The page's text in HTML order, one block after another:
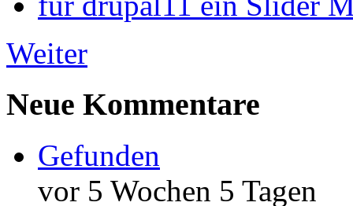
Weiter
Neue Kommentare
Gefunden
vor 5 Wochen 5 Tagen